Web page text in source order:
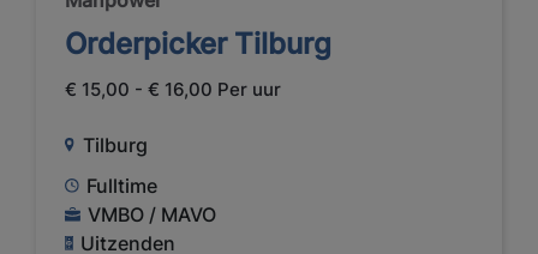
Orderpicker Tilburg
€ 15,00 - € 16,00 Per uur
Tilburg
Fulltime
VMBO / MAVO
Uitzenden